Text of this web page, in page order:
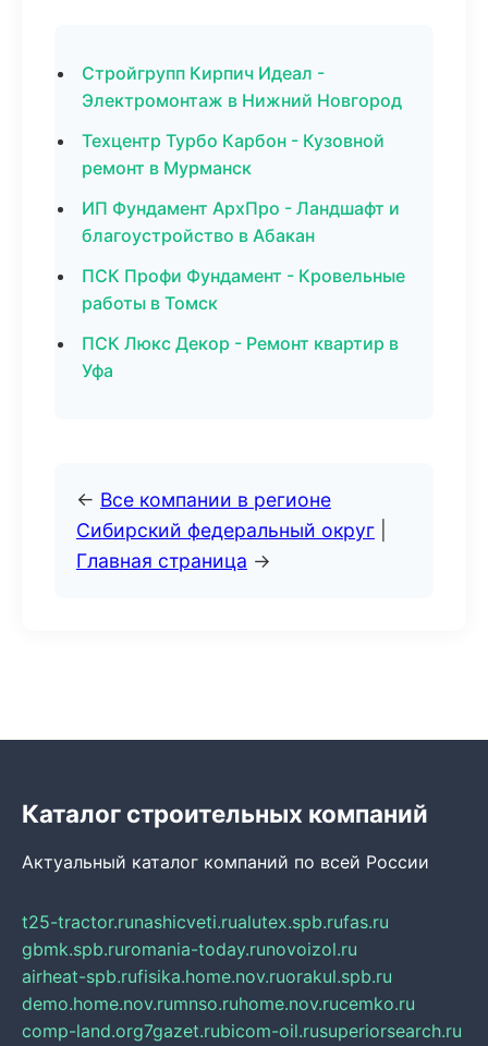
Стройгрупп Кирпич Идеал -
Электромонтаж в Нижний Новгород
Техцентр Турбо Карбон - Кузовной
ремонт в Мурманск
ИП Фундамент АрхПро - Ландшафт и
благоустройство в Абакан
ПСК Профи Фундамент - Кровельные
работы в Томск
ПСК Люкс Декор - Ремонт квартир в
Уфа
← Все компании в регионе
Сибирский федеральный округ
Главная страница →
Каталог строительных компаний
Актуальный каталог компаний по всей России
t25-tractor.runashicveti.rualutex.spb.rufas.ru
gbmk.spb.ruromania-today.runovoizol.ru
airheat-spb.rufisika.home.nov.ruorakul.spb.ru
demo.home.nov.rumnso.ruhome.nov.rucemko.ru
comp-land.org7gazet.rubicom-oil.rusuperiorsearch.ru